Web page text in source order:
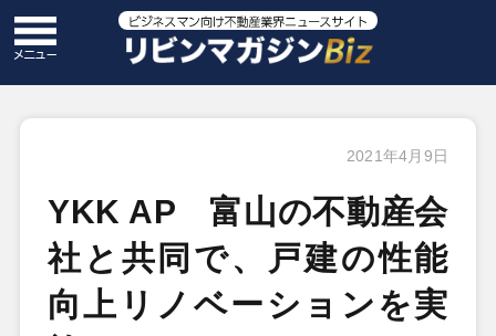
2021年4月9日
YKK AP 富山の不動産会
社と共同で、戸建の性能
向上リノベーションを実